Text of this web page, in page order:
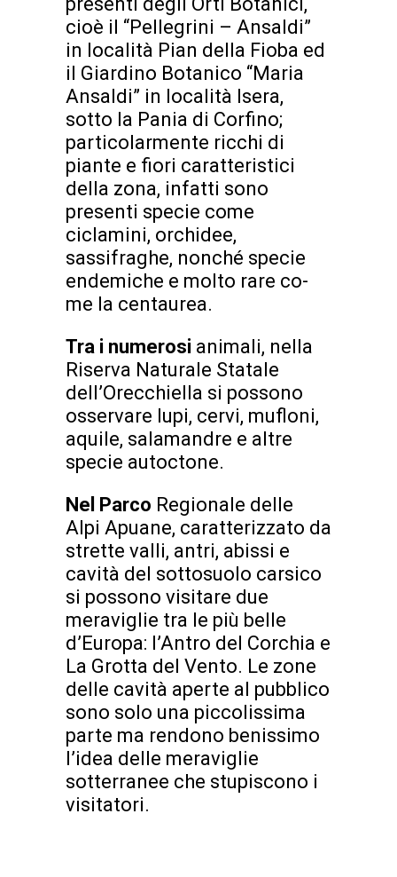
cioè il “Pellegrini – Ansaldi”
in località Pian della Fioba ed
il Giardino Botanico “Maria
Ansaldi” in località Isera,
sotto la Pania di Corfino;
particolarmente ricchi di
piante e fiori caratteristici
della zona, infatti sono
presenti specie come
ciclamini, orchidee,
sassifraghe, nonché specie
endemiche e molto rare co-
me la centaurea.
Tra i numerosi animali, nella
Riserva Naturale Statale
dell’Orecchiella si possono
osservare lupi, cervi, mufloni,
aquile, salamandre e altre
specie autoctone.
Nel Parco Regionale delle
Alpi Apuane, caratterizzato da
strette valli, antri, abissi e
cavità del sottosuolo carsico
si possono visitare due
meraviglie tra le più belle
d’Europa: l’Antro del Corchia e
La Grotta del Vento. Le zone
delle cavità aperte al pubblico
sono solo una piccolissima
parte ma rendono benissimo
l’idea delle meraviglie
sotterranee che stupiscono i
visitatori.